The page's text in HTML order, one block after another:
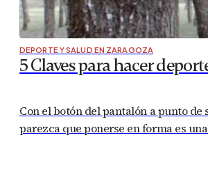
DEPORTE Y SALUD EN ZARAGOZA
5 Claves para hacer
Con el botón del pantalón a punto
parezca que ponerse en forma es